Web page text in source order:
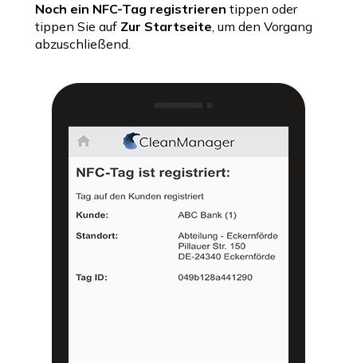
Noch ein NFC-Tag registrieren tippen oder
tippen Sie auf Zur Startseite , um den Vorgang
abzuschließend.